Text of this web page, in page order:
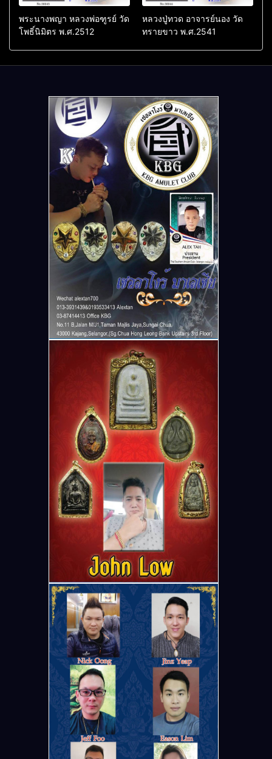
พระนางพญา หลวงพ่อฑูรย์ วัด
โพธิ์นิมิตร พ.ศ.2512
หลวงปู่ทวด อาจารย์นอง วัด
ทรายขาว พ.ศ.2541